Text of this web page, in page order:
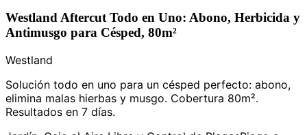
Westland Aftercut Todo en Uno: Abono, Herbicida y
Antimusgo para Césped, 80m²
Westland
Solución todo en uno para un césped perfecto: abono,
elimina malas hierbas y musgo. Cobertura 80m².
Resultados en 7 días.